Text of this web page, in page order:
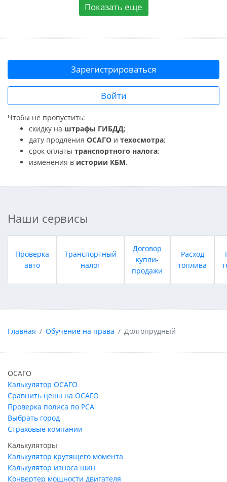
Показать еще
Зарегистрироваться
Войти
Чтобы не пропустить:
скидку на штрафы ГИБДД;
дату продления ОСАГО и техосмотра;
срок оплаты транспортного налога;
изменения в истории КБМ.
Наши сервисы
Проверка
авто
Транспортный
налог
Договор
купли-
продажи
Расход
топлива
Главная Обучение на права Долгопрудный
ОСАГО
Калькулятор ОСАГО
Сравнить цены на ОСАГО
Проверка полиса по РСА
Выбрать город
Страховые компании
Калькуляторы
Калькулятор крутящего момента
Калькулятор износа шин
Конвертер мощности двигателя